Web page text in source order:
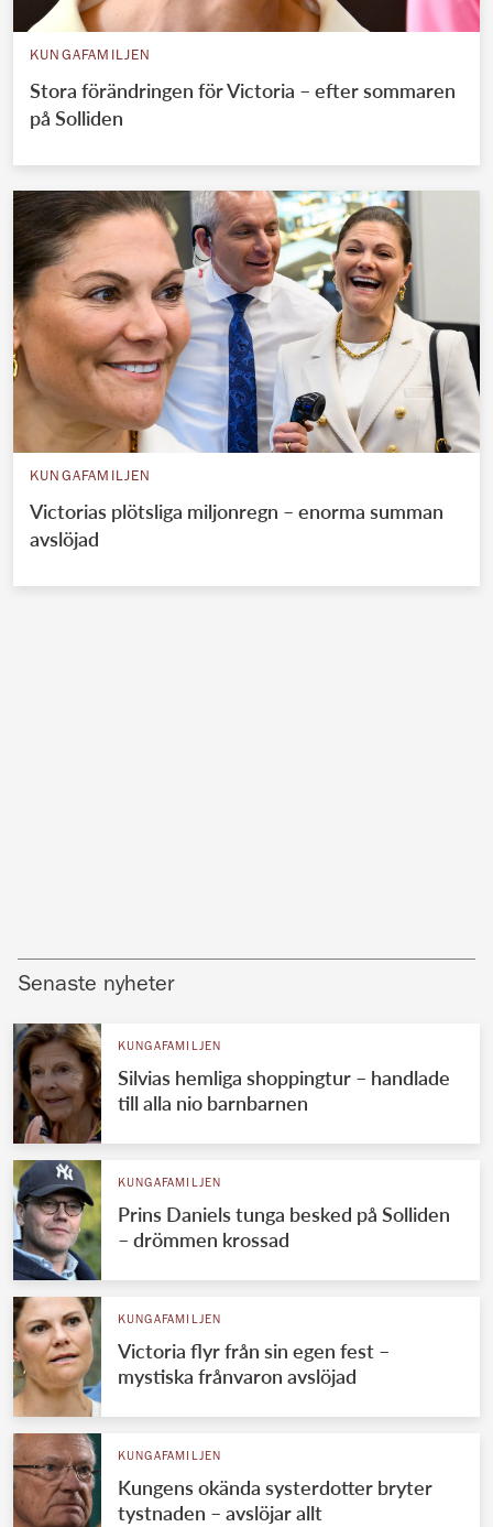
KUNGAFAMILJEN
Stora förändringen för Victoria – efter sommaren
på Solliden
KUNGAFAMILJEN
Victorias plötsliga miljonregn – enorma summan
avslöjad
Senaste nyheter
KUNGAFAMILJEN
Silvias hemliga shoppingtur – handlade
till alla nio barnbarnen
KUNGAFAMILJEN
Prins Daniels tunga besked på Solliden
– drömmen krossad
KUNGAFAMILJEN
Victoria flyr från sin egen fest –
mystiska frånvaron avslöjad
KUNGAFAMILJEN
Kungens okända systerdotter bryter
tystnaden – avslöjar allt